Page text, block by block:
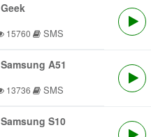
15760 SMS
A51
13736 SMS
S10